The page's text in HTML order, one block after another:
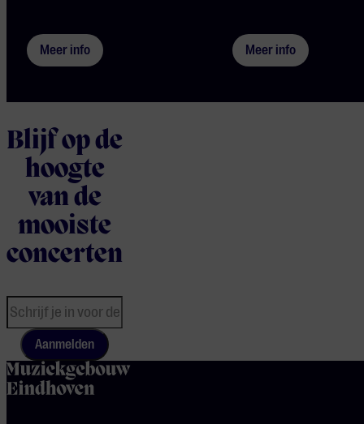
Meer info Meer info
Blijf op de
hoogte
van de
mooiste
concerten
Aanmelden